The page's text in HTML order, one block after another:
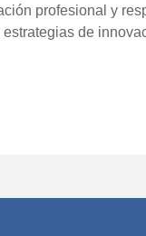
profesional y
de